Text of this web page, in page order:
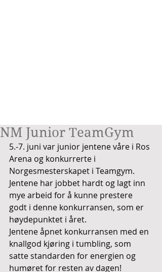
NM Junior TeamGym
5.-7. juni var junior jentene våre i Ros
Arena og konkurrerte i
Norgesmesterskapet i Teamgym.
Jentene har jobbet hardt og lagt inn
mye arbeid for å kunne prestere
godt i denne konkurransen, som er
høydepunktet i året.
Jentene åpnet konkurransen med en
knallgod kjøring i tumbling, som
satte standarden for energien og
humøret for resten av dagen!